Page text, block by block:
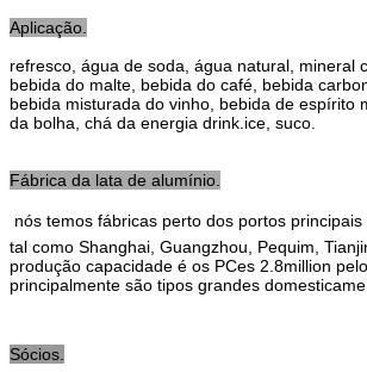
Aplicação.
refresco, água de soda, água natural, mineral
bebida do malte, bebida do café, bebida
bebida misturada do vinho, bebida de espírito
da bolha, chá da energia drink.ice, suco.
Fábrica da lata de alumínio.
 nós temos fábricas perto dos portos
tal como Shanghai, Guangzhou, Pequim,
produção capacidade é os PCes 2.8million
principalmente são tipos grandes
Sócios.